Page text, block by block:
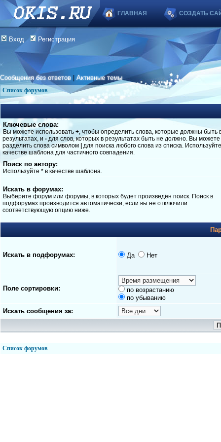
ГЛАВНАЯ СОЗДАТЬ
Вход Регистрация
Сообщения без ответов |Активные темы
Список форумов
Ключевые слова:
Вы можете использовать +, чтобы определить слова, которые должны быть
результатах, и - для слов, которых в результатах быть не должно. Вы можете
разделить слова символом
для поиска любого слова из списка.
качестве шаблона для частичного совпадения.
Поиск по автору:
Используйте * в качестве шаблона.
Искать в форумах:
Выберите форум или форумы, в которых будет произведён поиск. Поиск в
подфорумах производится автоматически, если вы не отключили
соответствующую опцию ниже.
Искать в подфорумах: Да Нет
Поле сортировки:
по возрастанию
по убыванию
Искать сообщения за:
Список форумов